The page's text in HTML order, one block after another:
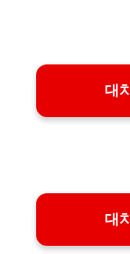
대
대